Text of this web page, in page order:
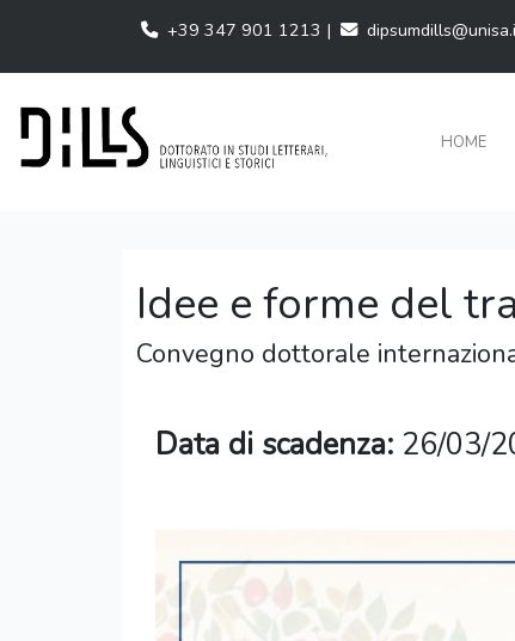
+39 347 901 1213 |
HOME
Idee e forme del
Convegno dottorale
Data di scadenza: 26/03/